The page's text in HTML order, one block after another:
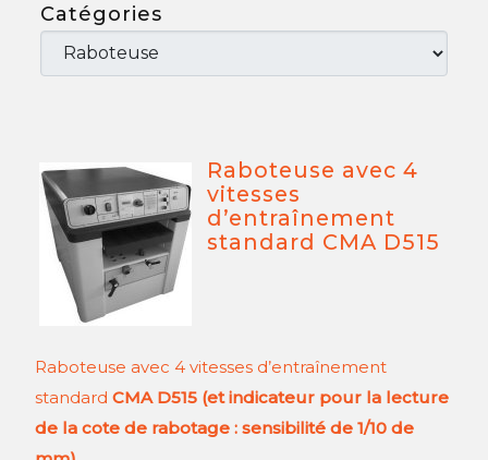
Catégories
Raboteuse avec 4
vitesses
d’entraînement
standard CMA D515
Raboteuse avec 4 vitesses d’entraînement
standard CMA D515 (et indicateur pour la lecture
de la cote de rabotage : sensibilité de 1/10 de